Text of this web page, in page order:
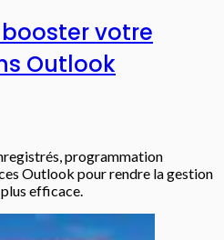
votre
Outlook
programmation
Outlook pour rendre la gestion
efficace.